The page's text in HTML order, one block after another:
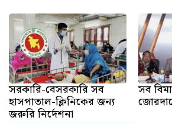
সরকারি-বেসরকারি সব
হাসপাতাল-ক্লিনিকের জন্য
জরুরি নির্দেশনা
সব